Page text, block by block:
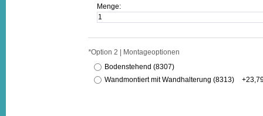
Menge:
*Option 2 | Montageoptionen
Bodenstehend (8307)
Wandmontiert mit Wandhalterung (8313)
+